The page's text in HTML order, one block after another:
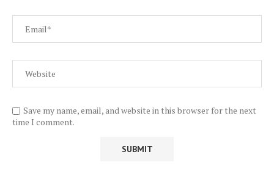
Save my name, email, and website in this browser for the next
time I comment.